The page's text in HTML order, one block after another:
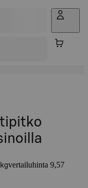
vertailuhinta 9,57